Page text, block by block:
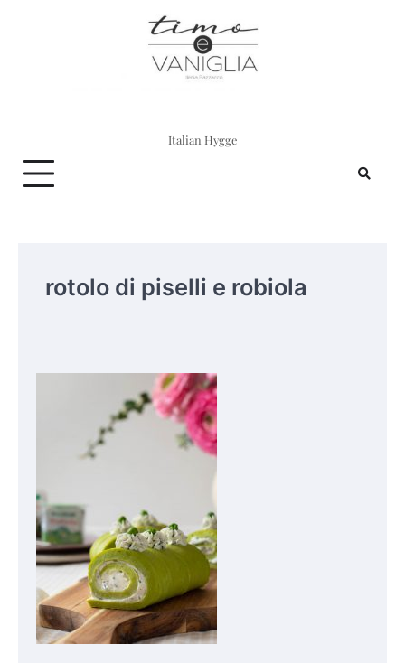
Italian Hygge
rotolo di piselli e robiola